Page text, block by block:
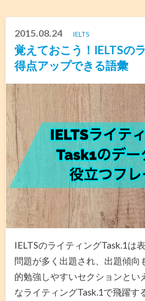
2015.08.24 IELTS
覚えておこう！IELTSの
得点アップできる語彙
IELTSのライティングTask.1は
問題が多く出題され、出題傾向
的勉強しやすいセクションとい
なライティングTask.1で飛躍す